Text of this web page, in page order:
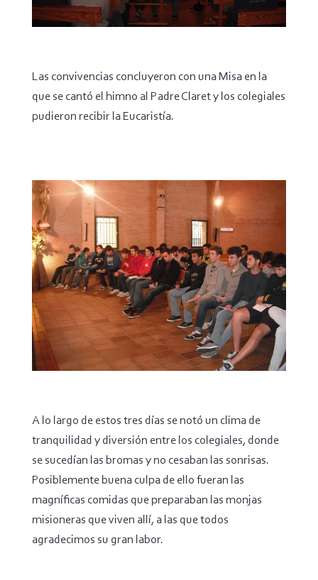
Las convivencias concluyeron con una Misa en la
que se cantó el himno al Padre Claret y los colegiales
pudieron recibir la Eucaristía.
A lo largo de estos tres días se notó un clima de
tranquilidad y diversión entre los colegiales, donde
se sucedían las bromas y no cesaban las sonrisas.
Posiblemente buena culpa de ello fueran las
magníficas comidas que preparaban las monjas
misioneras que viven allí, a las que todos
agradecimos su gran labor.